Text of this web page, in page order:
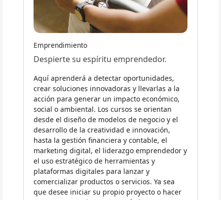
Emprendimiento
Despierte su espíritu emprendedor.
Aquí aprenderá a detectar oportunidades,
crear soluciones innovadoras y llevarlas a la
acción para generar un impacto económico,
social o ambiental. Los cursos se orientan
desde el diseño de modelos de negocio y el
desarrollo de la creatividad e innovación,
hasta la gestión financiera y contable, el
marketing digital, el liderazgo emprendedor y
el uso estratégico de herramientas y
plataformas digitales para lanzar y
comercializar productos o servicios. Ya sea
que desee iniciar su propio proyecto o hacer